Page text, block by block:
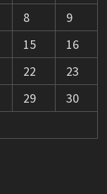
8
9
15
16
22
23
29
30